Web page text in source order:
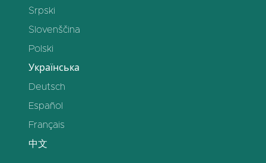
Srpski
Slovenščina
Polski
Українська
Deutsch
Español
Français
中文